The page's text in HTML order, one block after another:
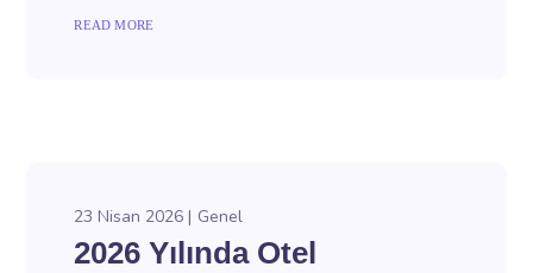
READ MORE
23 Nisan 2026 Genel
2026 Yılında Otel